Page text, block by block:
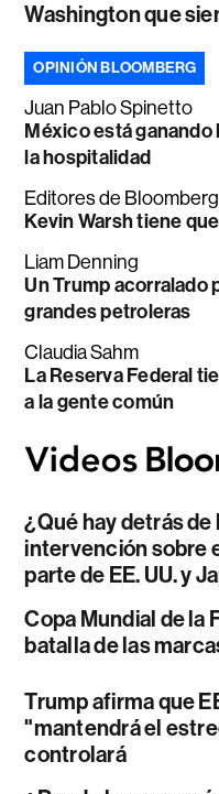
Washington que
OPINIÓN BLOOMBERG
Juan Pablo Spinetto
México está ganando
la hospitalidad
Editores de
Kevin Warsh tiene
Liam Denning
Un Trump acorralado
grandes petroleras
Claudia Sahm
La Reserva Federal
a la gente común
¿Qué hay detrás de
intervención sobre
parte de EE. UU. y
Copa Mundial de la
batalla de las
Trump afirma que
"mantendrá el
controlará